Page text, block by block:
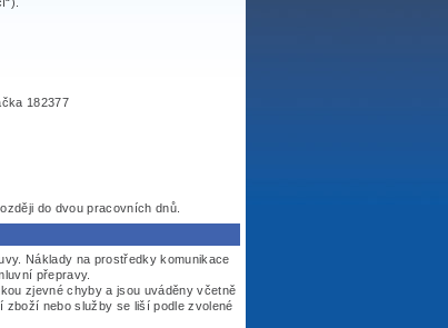
182377
do dvou pracovních dnů.
Náklady na prostředky komunikace
přepravy.
zjevné chyby a jsou uváděny včetně
nebo služby se liší podle zvolené